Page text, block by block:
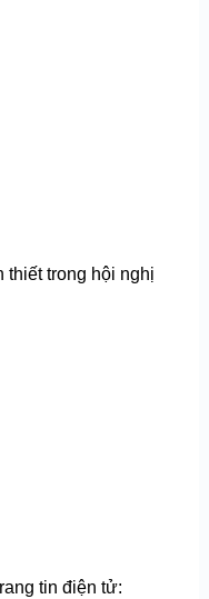
thiết trong hội nghị
tin điện tử: